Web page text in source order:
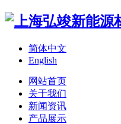
简体中文
English
网站首页
关于我们
新闻资讯
产品展示